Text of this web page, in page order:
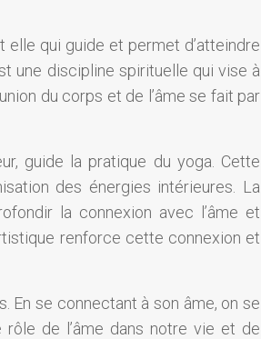
elle qui guide et permet d’atteindre
une discipline spirituelle qui vise à
du corps et de l’âme se fait par
guide la pratique du yoga. Cette
des énergies intérieures. La
la connexion avec l’âme et
renforce cette connexion et
En se connectant à son âme, on se
de l’âme dans notre vie et de